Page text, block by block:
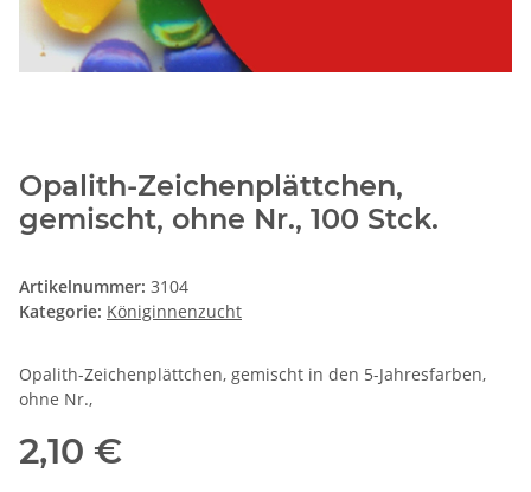
Opalith-Zeichenplättchen,
gemischt, ohne Nr., 100 Stck.
Artikelnummer: 3104
Kategorie: Königinnenzucht
Opalith-Zeichenplättchen, gemischt in den 5-Jahresfarben,
ohne Nr.,
2,10 €